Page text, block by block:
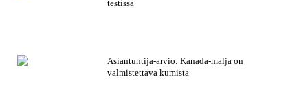
testissä
Asiantuntija-arvio: Kanada-malja on
valmistettava kumista